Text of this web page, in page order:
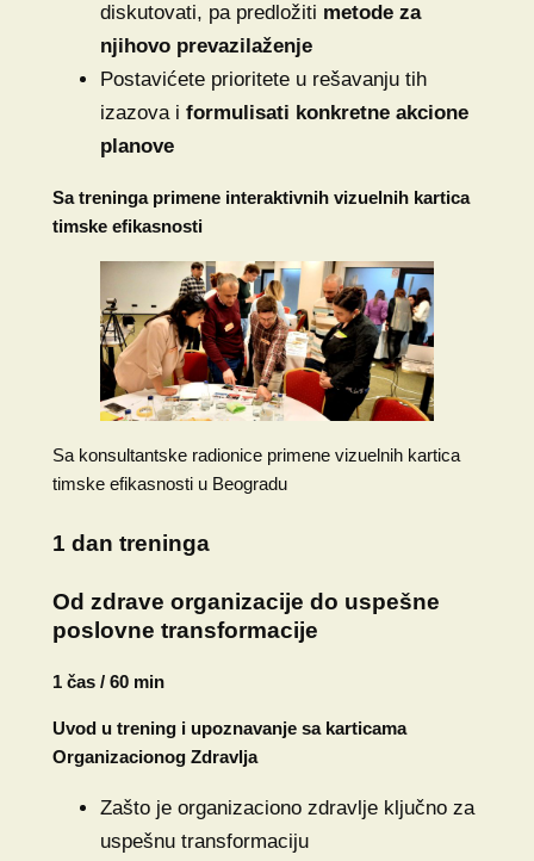
diskutovati, pa predložiti metode za
njihovo prevazilaženje
Postavićete prioritete u rešavanju tih
izazova i formulisati konkretne akcione
planove
Sa treninga primene interaktivnih vizuelnih kartica
timske efikasnosti
Sa konsultantske radionice primene vizuelnih kartica
timske efikasnosti u Beogradu
1 dan treninga
Od zdrave organizacije do uspešne
poslovne transformacije
1 čas / 60 min
Uvod u trening i upoznavanje sa karticama
Organizacionog Zdravlja
Zašto je organizaciono zdravlje ključno za
uspešnu transformaciju